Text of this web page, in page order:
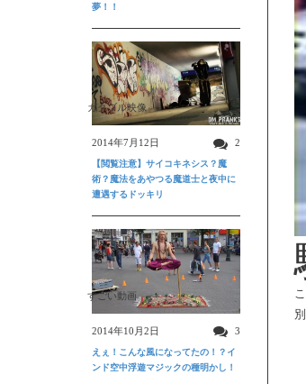
夢！！
ガクブル映像
2014年7月12日 2
【閲覧注意】サイコキネシス？魔
術？魔法をあやつる魔道士と夜中に
遭遇するドッキリ
すごい動画
2014年10月2日 3
えぇ！こんな風になってたの！？イ
ンド空中浮遊マジックの種明かし！